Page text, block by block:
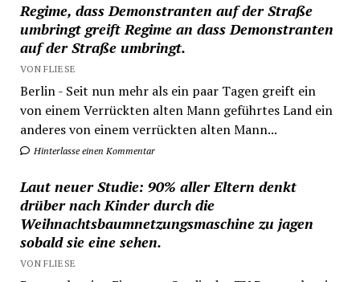
Regime, dass Demonstranten auf der Straße
umbringt greift Regime an dass Demonstranten
auf der Straße umbringt.
VON FLIESE
Berlin - Seit nun mehr als ein paar Tagen greift ein
von einem Verrückten alten Mann geführtes Land ein
anderes von einem verrückten alten Mann...
Hinterlasse einen Kommentar
Laut neuer Studie: 90% aller Eltern denkt
drüber nach Kinder durch die
Weihnachtsbaumnetzungsmaschine zu jagen
sobald sie eine sehen.
VON FLIESE